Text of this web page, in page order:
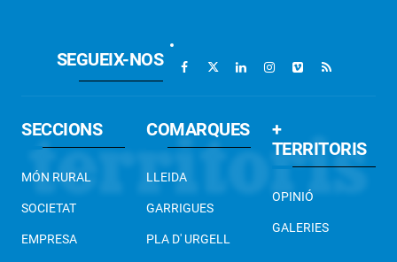
SEGUEIX-NOS
SECCIONS
MÓN RURAL
SOCIETAT
EMPRESA
COMARQUES
LLEIDA
GARRIGUES
PLA D' URGELL
+
TERRITORIS
OPINIÓ
GALERIES